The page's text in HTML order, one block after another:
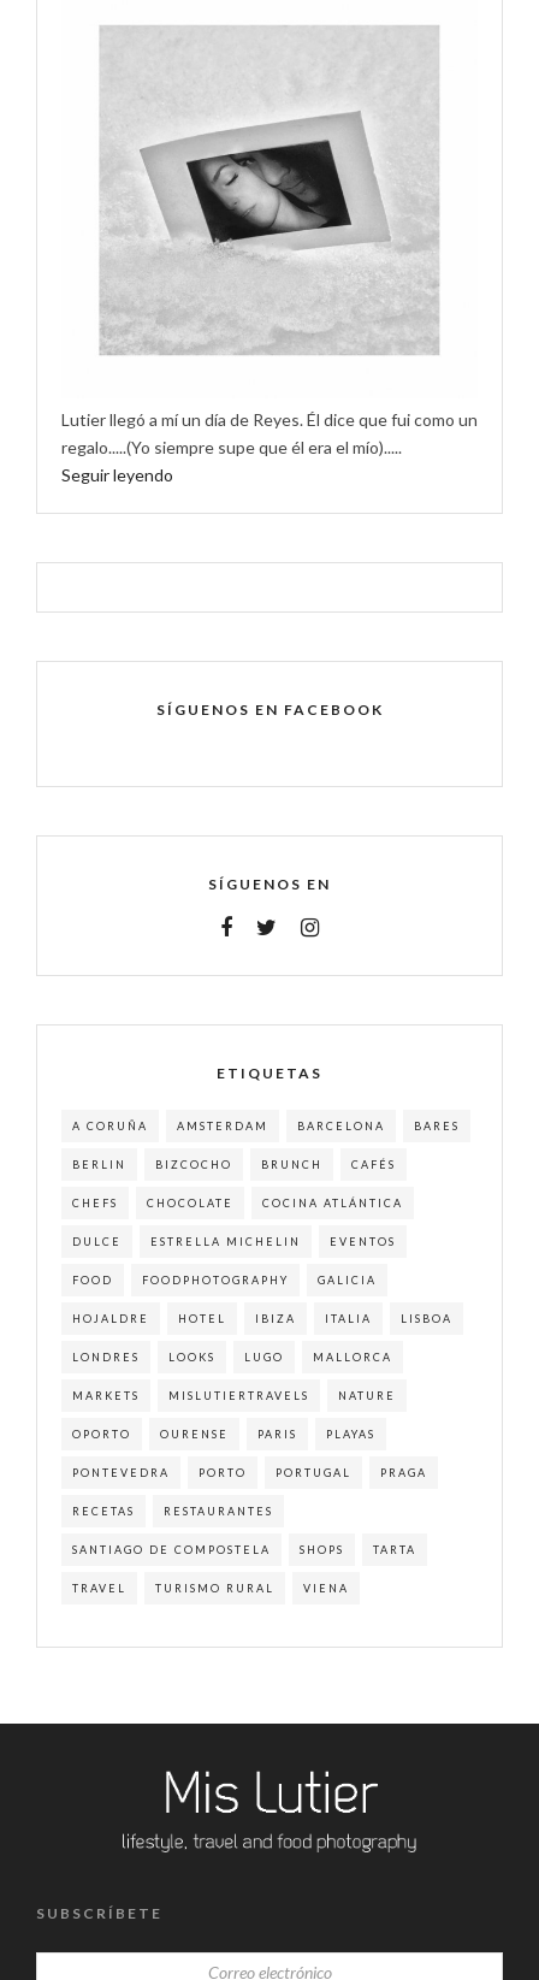
Lutier llegó a mí un día de Reyes. Él dice que fui como un
regalo.....(Yo siempre supe que él era el mío).....
Seguir leyendo
SÍGUENOS EN FACEBOOK
SÍGUENOS EN
ETIQUETAS
A CORUÑA AMSTERDAM BARCELONA BARES
BERLIN BIZCOCHO BRUNCH CAFÉS
CHEFS CHOCOLATE COCINA ATLÁNTICA
DULCE ESTRELLA MICHELIN EVENTOS
FOOD FOODPHOTOGRAPHY GALICIA
HOJALDRE HOTEL IBIZA ITALIA LISBOA
LONDRES LOOKS LUGO MALLORCA
MARKETS MISLUTIERTRAVELS NATURE
OPORTO OURENSE PARIS PLAYAS
PONTEVEDRA PORTO PORTUGAL PRAGA
RECETAS RESTAURANTES
SANTIAGO DE COMPOSTELA SHOPS TARTA
TRAVEL TURISMO RURAL VIENA
SUBSCRÍBETE